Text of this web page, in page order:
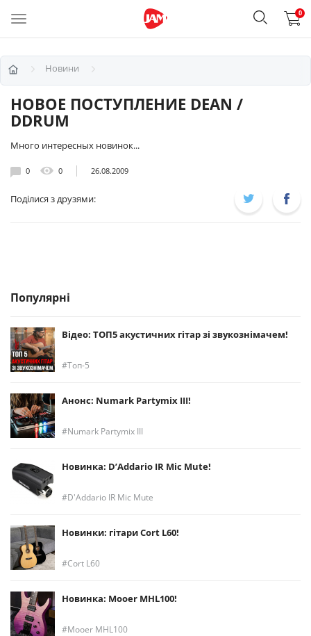
0
Новини
НОВОЕ ПОСТУПЛЕНИЕ DEAN /
DDRUM
Много интересных новинок...
0 0 26.08.2009
Поділися з друзями:
Популярні
Відео: ТОП5 акустичних гітар зі звукознімачем!
Топ-5
Анонс: Numark Partymix III!
Numark Partymix III
Новинка: D’Addario IR Mic Mute!
D'Addario IR Mic Mute
Новинки: гітари Cort L60!
Cort L60
Новинка: Mooer MHL100!
Mooer MHL100